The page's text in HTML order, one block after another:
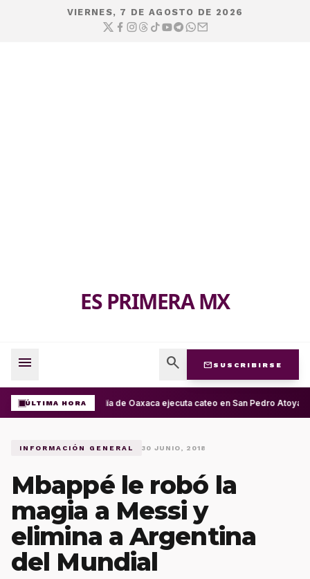
VIERNES, 7 DE AGOSTO DE 2026
ES PRIMERA MX
menu search mail SUSCRIBIRSE
ÚLTIMA HORAFiscalía de Oaxaca ejecuta cateo en San Pedro Atoyac
INFORMACIÓN GENERAL 30 JUNIO, 2018
Mbappé le robó la
magia a Messi y
elimina a Argentina
del Mundial